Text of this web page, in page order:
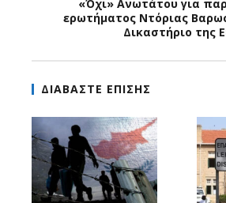
«Όχι» Ανωτάτου για
ερωτήματος Ντόριας
Δικαστήριο της
ΔΙΑΒΑΣΤΕ ΕΠΙΣΗΣ